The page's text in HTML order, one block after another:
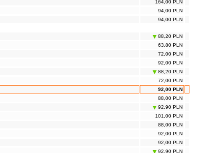
164,00 PLN
94,00 PLN
94,00 PLN
88,20 PLN
63,80 PLN
72,00 PLN
92,00 PLN
88,20 PLN
72,00 PLN
92,00 PLN
88,00 PLN
92,90 PLN
101,00 PLN
88,00 PLN
92,00 PLN
92,00 PLN
92,90 PLN